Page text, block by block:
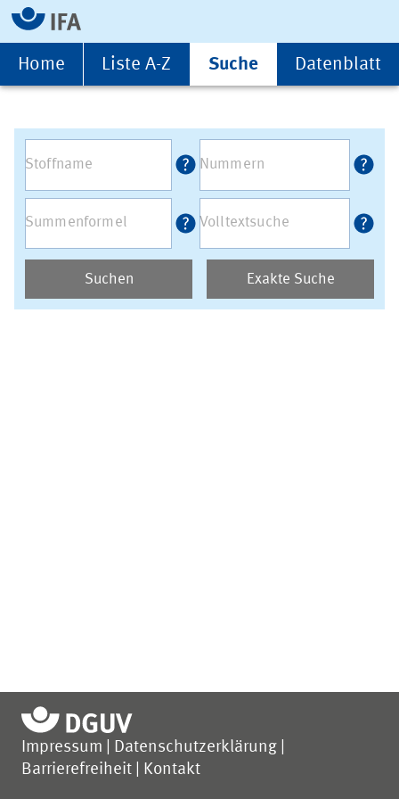
Home Liste A-Z Suche Datenblatt
Suchen Exakte Suche
Impressum
Datenschutzerklärung
Barrierefreiheit
Kontakt